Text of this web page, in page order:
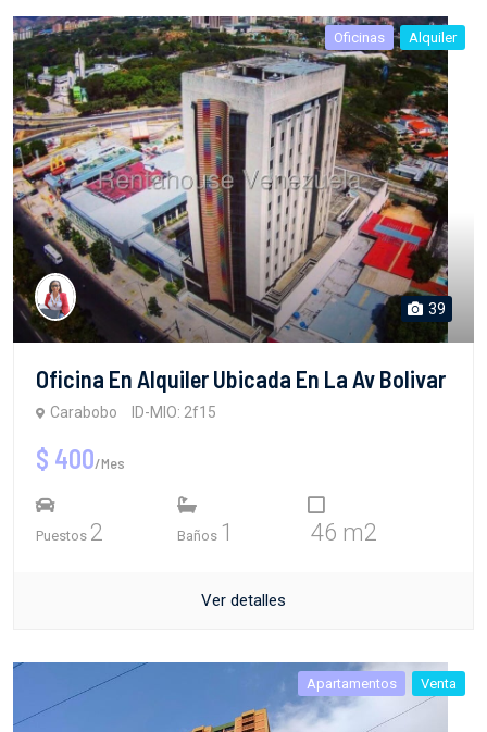
Oficinas Alquiler
39
Oficina En Alquiler Ubicada En La Av Bolivar
Carabobo ID-MIO: 2f15
$ 400/Mes
Puestos 2 Baños 1 46 m2
Ver detalles
Apartamentos Venta